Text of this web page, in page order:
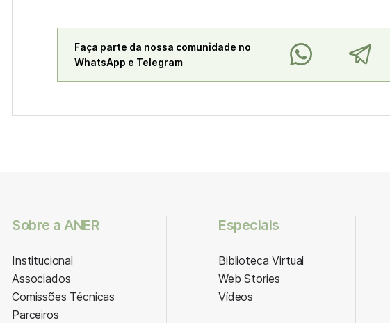
Faça parte da nossa comunidade no
WhatsApp e Telegram
Sobre a ANER
Institucional
Associados
Comissões Técnicas
Parceiros
Especiais
Biblioteca Virtual
Web Stories
Vídeos